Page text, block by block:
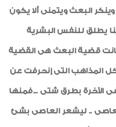
الواحة
وينكر البعث ويتمنى ألا يكون
يطلق للنفس البشرية
قضية البعث هى القضية
كل المذاهب التى إنحرفت عن
فى الآخرة بطرق شتى ...فمنها
.. ليشعر العاصى بشئ